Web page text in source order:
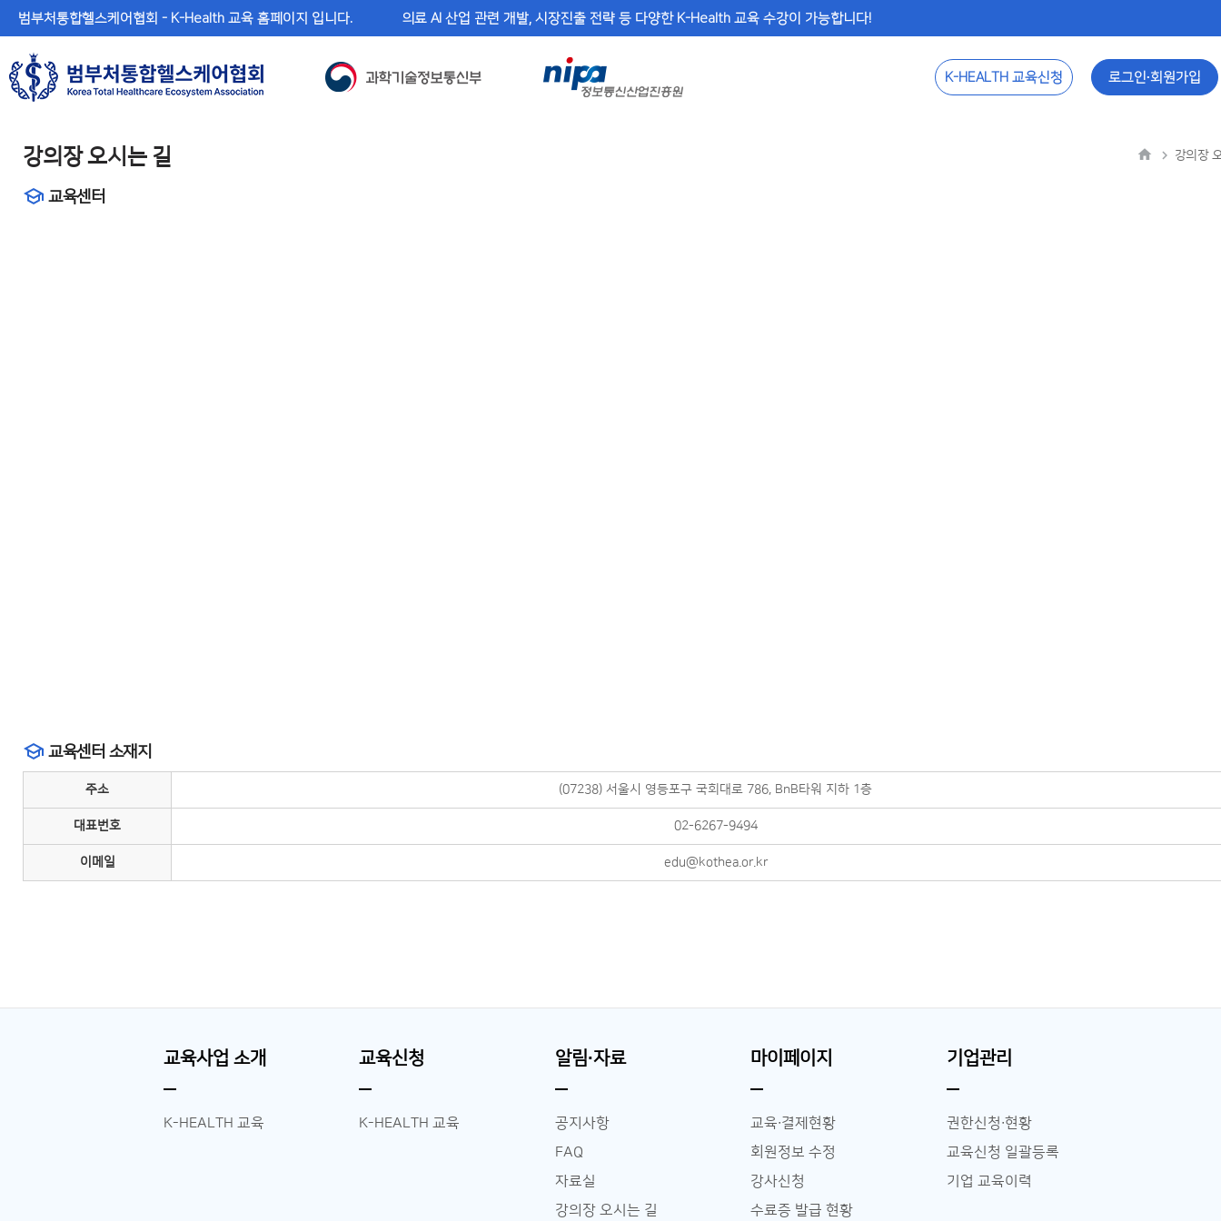
바
가
기
바
가
기
범부처통합헬스케어협회 - K-Health 교육 홈페이지 입니다. 의료 AI 산업 관련 개발, 시장진출 전략 등 다양한 K-Health 교육 수강이 가능합니다!
K-HEALTH 교육신청 로그인∙회원가입
강의장 오시는 길 강의장
교육센터
교육센터 소재지
주소 (07238) 서울시 영등포구 국회대로 786, BnB타워 지하 1층
대표번호 02-6267-9494
이메일 edu@kothea.or.kr
교육사업 소개
K-HEALTH 교육
교육신청
K-HEALTH 교육
알림∙자료
공지사항
FAQ
자료실
강의장 오시는 길
마이페이지
교육∙결제현황
회원정보 수정
강사신청
수료증 발급 현황
기업관리
권한신청∙현황
교육신청 일괄등록
기업 교육이력